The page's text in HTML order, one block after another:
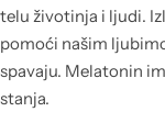
telu životinja i ljudi.
pomoći našim
spavaju. Melatonin
stanja.